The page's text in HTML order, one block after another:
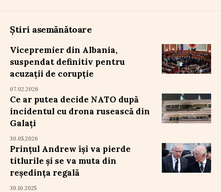
Știri asemănătoare
Vicepremier din Albania,
suspendat definitiv pentru
acuzații de corupție
07.02.2026
Ce ar putea decide NATO după
incidentul cu drona rusească din
Galați
30.05.2026
Prințul Andrew își va pierde
titlurile și se va muta din
reședința regală
30.10.2025